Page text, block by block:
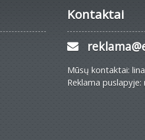
Kontaktai
Mūsų kontaktai:
Reklama